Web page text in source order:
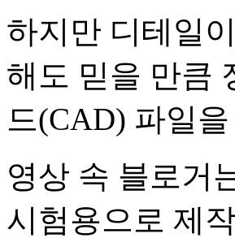
하지만 디테일
해도 믿을 만큼
드(CAD) 파일
영상 속 블로거
시험용으로 제